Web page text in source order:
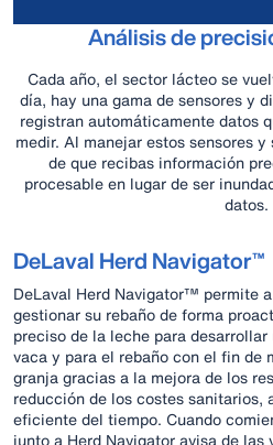
Análisis de
Cada año, el sector lácteo se
día, hay una gama de sensores y
registran automáticamente datos
medir. Al manejar estos sensores
de que recibas información
procesable en lugar de ser
datos.
DeLaval Herd Navigator™
DeLaval Herd Navigator™ permite
gestionar su rebaño de forma
preciso de la leche para
vaca y para el rebaño con el fin de
granja gracias a la mejora de los
reducción de los costes sanitarios,
eficiente del tiempo. Cuando
junto a Herd Navigator avisa de las